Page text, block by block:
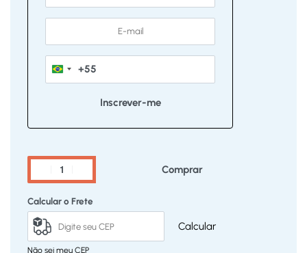
Brazil
+55
+55
Comprar
Calcular o Frete
Calcular
Não sei meu CEP